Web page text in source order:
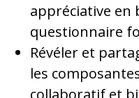
appréciative en
questionnaire
Révéler et
les
collaboratif et